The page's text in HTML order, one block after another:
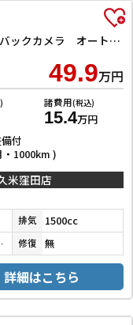
ジャストセレクション ナビ TV ETC バックカメラ オートクルーズコントロール 両側スライド・片側電動 HID スマートキー アイドリングストップ 電動格納ミラー 3列シート ウォークスルー CVT 盗難防止システム
49.9万円
諸費用(税込)
15.4万円
付
1000km )
米窪田店
排気 1500cc
パール 修復 無
詳細はこちら